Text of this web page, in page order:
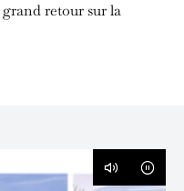
retour sur la